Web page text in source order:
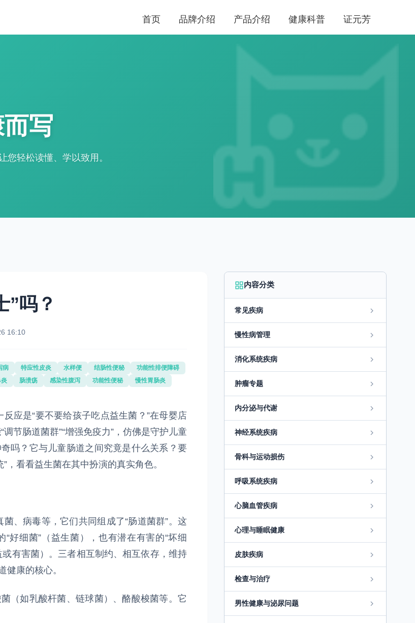
首页 品牌介绍 产品介绍 健康科普 证元芳
写
您轻松读懂、学以致用。
”吗？
16:10
病 特应性皮炎 水样便 结肠性便秘
功能性排便障碍
肠溃疡 感染性腹泻 功能性便秘 慢性胃肠炎
应是“要不要给孩子吃点益生菌？”在母婴店
节肠道菌群”“增强免疫力”，仿佛是守护儿童
吗？它与儿童肠道之间究竟是什么关系？要
，看看益生菌在其中扮演的真实角色。
、病毒等，它们共同组成了“肠道菌群”。这
好细菌”（益生菌），也有潜在有害的“坏细
有害菌）。三者相互制约、相互依存，维持
康的核心。
（如乳酸杆菌、链球菌）、酪酸梭菌等。它
内容分类
常见疾病
慢性病管理
消化系统疾病
肿瘤专题
内分泌与代谢
神经系统疾病
骨科与运动损伤
呼吸系统疾病
心脑血管疾病
心理与睡眠健康
皮肤疾病
检查与治疗
男性健康与泌尿问题